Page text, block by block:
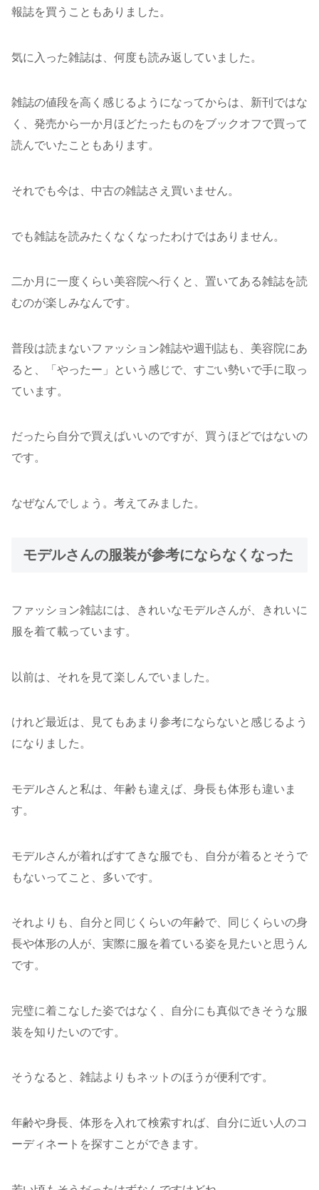
報誌を買うこともありました。
気に入った雑誌は、何度も読み返していました。
雑誌の値段を高く感じるようになってからは、新刊ではな
く、発売から一か月ほどたったものをブックオフで買って
読んでいたこともあります。
それでも今は、中古の雑誌さえ買いません。
でも雑誌を読みたくなくなったわけではありません。
二か月に一度くらい美容院へ行くと、置いてある雑誌を読
むのが楽しみなんです。
普段は読まないファッション雑誌や週刊誌も、美容院にあ
ると、「やったー」という感じで、すごい勢いで手に取っ
ています。
だったら自分で買えばいいのですが、買うほどではないの
です。
なぜなんでしょう。考えてみました。
モデルさんの服装が参考にならなくなった
ファッション雑誌には、きれいなモデルさんが、きれいに
服を着て載っています。
以前は、それを見て楽しんでいました。
けれど最近は、見てもあまり参考にならないと感じるよう
になりました。
モデルさんと私は、年齢も違えば、身長も体形も違いま
す。
モデルさんが着ればすてきな服でも、自分が着るとそうで
もないってこと、多いです。
それよりも、自分と同じくらいの年齢で、同じくらいの身
長や体形の人が、実際に服を着ている姿を見たいと思うん
です。
完璧に着こなした姿ではなく、自分にも真似できそうな服
装を知りたいのです。
そうなると、雑誌よりもネットのほうが便利です。
年齢や身長、体形を入れて検索すれば、自分に近い人のコ
ーディネートを探すことができます。